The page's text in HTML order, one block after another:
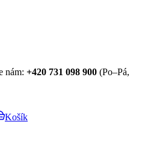
nám: +420 731 098 900 (Po–Pá,
Košík